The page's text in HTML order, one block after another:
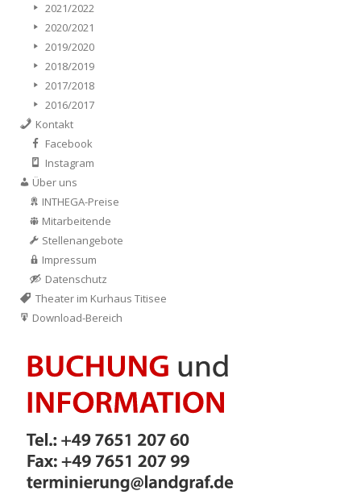
2021/2022
2020/2021
2019/2020
2018/2019
2017/2018
2016/2017
Kontakt
Facebook
Instagram
Über uns
INTHEGA-Preise
Mitarbeitende
Stellenangebote
Impressum
Datenschutz
Theater im Kurhaus Titisee
Download-Bereich